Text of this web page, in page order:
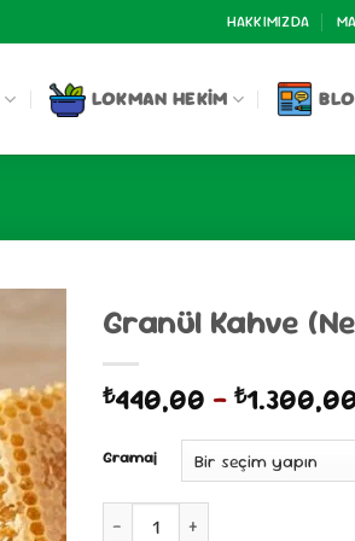
HAKKIMIZDA
LOKMAN HEKIM
Granül Kahve
₺440,00 – ₺
Gramaj